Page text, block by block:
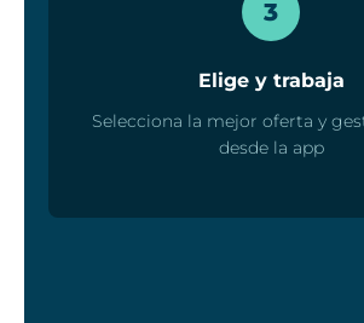
3
Elige y trabaja
Selecciona la mejor oferta y
desde la app